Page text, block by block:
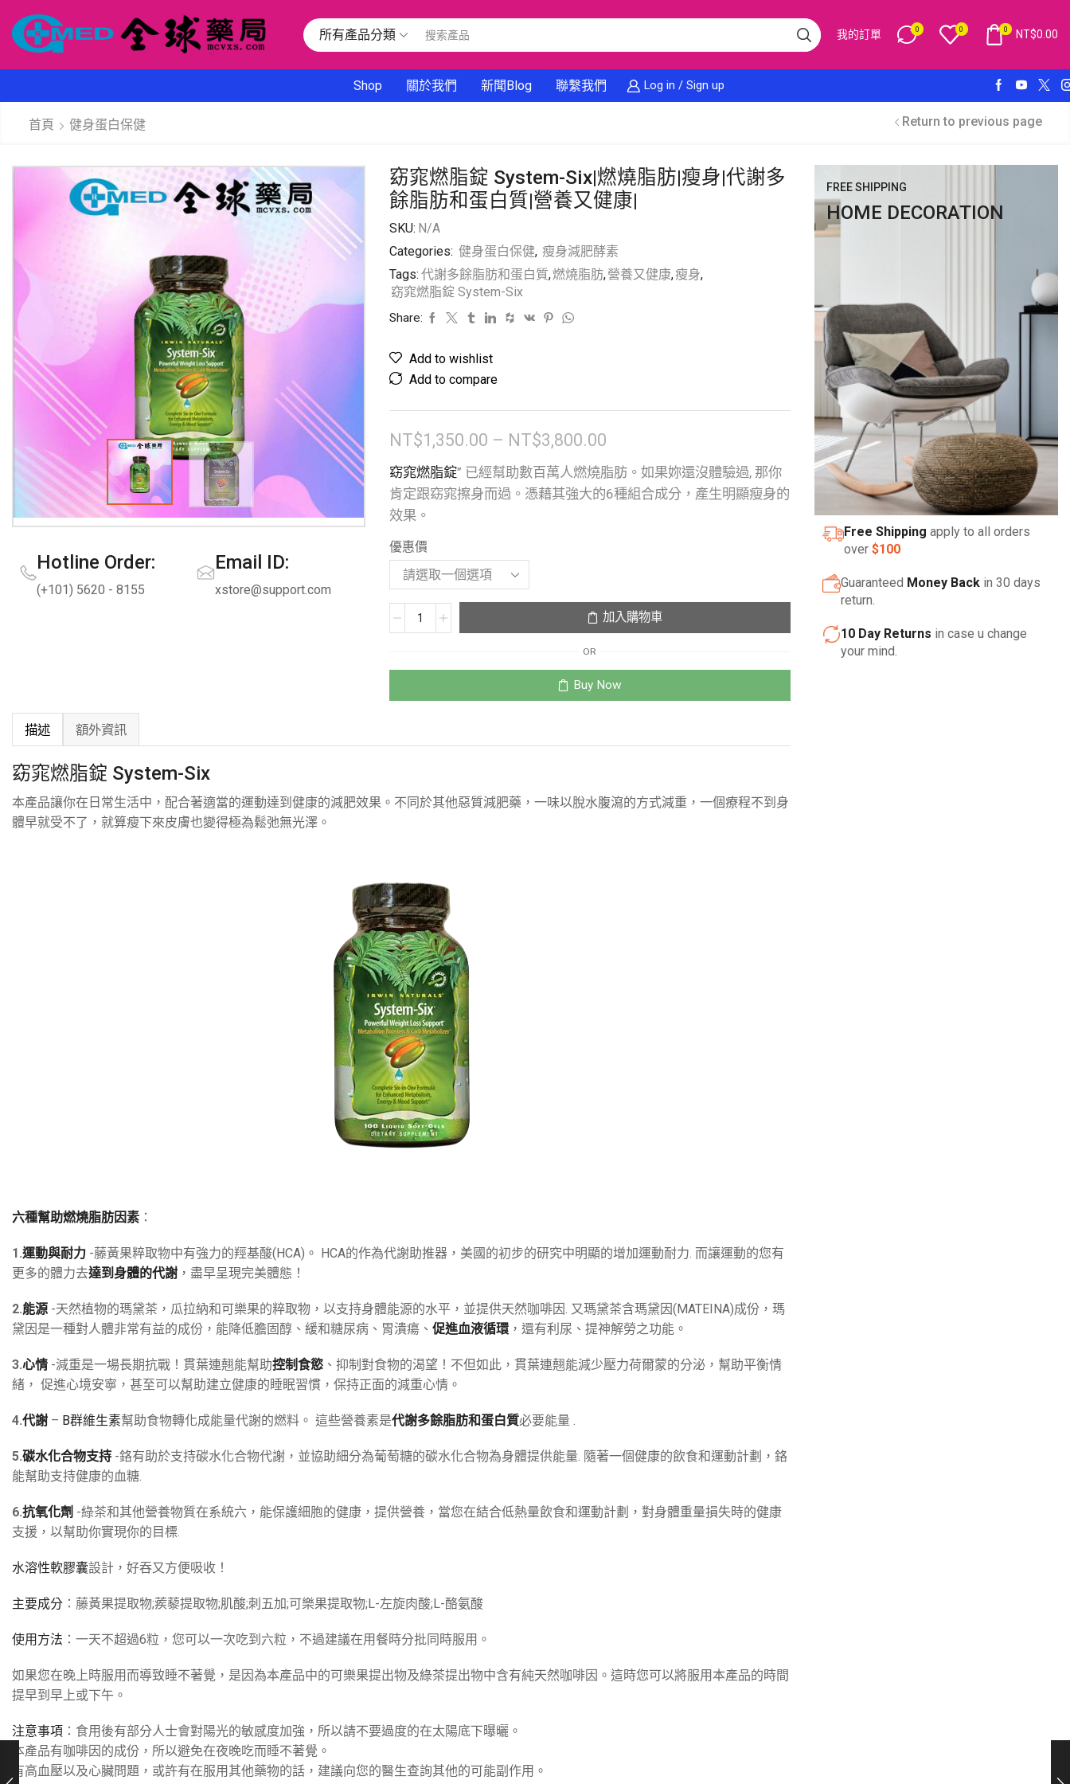
所有產品分類 我的訂單 0 0 0 NT$0.00
Shop 關於我們 新聞Blog 聯繫我們 Log in / Sign up
首頁 健身蛋白保健 Return to previous page
Hotline Order:
(+101) 5620 - 8155
Email ID:
xstore@support.com
窈窕燃脂錠 System-Six|燃燒脂肪|瘦身|代謝多
餘脂肪和蛋白質|營養又健康|
SKU: N/A
Categories: 健身蛋白保健, 瘦身減肥酵素
Tags: 代謝多餘脂肪和蛋白質,燃燒脂肪,營養又健康,瘦身,
窈窕燃脂錠 System-Six
Share:
Add to wishlist
Add to compare
NT$1,350.00 – NT$3,800.00
窈窕燃脂錠” 已經幫助數百萬人燃燒脂肪。如果妳還沒體驗過, 那你
肯定跟窈窕擦身而過。憑藉其強大的6種組合成分，產生明顯瘦身的
效果。
優惠價
加入購物車
OR
Buy Now
描述 額外資訊
窈窕燃脂錠 System-Six
本產品讓你在日常生活中，配合著適當的運動達到健康的減肥效果。不同於其他惡質減肥藥，一味以脫水腹瀉的方式減重，一個療程不到身
體早就受不了，就算瘦下來皮膚也變得極為鬆弛無光澤。
六種幫助燃燒脂肪因素 ：
1.運動與耐力 -藤黃果粹取物中有強力的羥基酸(HCA)。 HCA的作為代謝助推器，美國的初步的研究中明顯的增加運動耐力. 而讓運動的您有
更多的體力去達到身體的代謝 ，盡早呈現完美體態！
2.能源 -天然植物的瑪黛茶，瓜拉納和可樂果的粹取物，以支持身體能源的水平，並提供天然咖啡因. 又瑪黛茶含瑪黛因(MATEINA)成份，瑪
黛因是一種對人體非常有益的成份，能降低膽固醇、緩和糖尿病、胃潰瘍、 促進血液循環 ，還有利尿、提神解勞之功能。
3.心情 -減重是一場長期抗戰！貫葉連翹能幫助控制食慾 、抑制對食物的渴望！不但如此，貫葉連翹能減少壓力荷爾蒙的分泌，幫助平衡情
緒， 促進心境安寧，甚至可以幫助建立健康的睡眠習慣，保持正面的減重心情。
4.代謝 – B群維生素幫助食物轉化成能量代謝的燃料。 這些營養素是代謝多餘脂肪和蛋白質必要能量 .
5.碳水化合物支持 -鉻有助於支持碳水化合物代謝，並協助細分為葡萄糖的碳水化合物為身體提供能量. 隨著一個健康的飲食和運動計劃，鉻
能幫助支持健康的血糖.
6.抗氧化劑 -綠茶和其他營養物質在系統六，能保護細胞的健康，提供營養，當您在結合低熱量飲食和運動計劃，對身體重量損失時的健康
支援，以幫助你實現你的目標.
水溶性軟膠囊設計，好吞又方便吸收！
主要成分 ：藤黃果提取物;蒺藜提取物;肌酸;刺五加;可樂果提取物;L-左旋肉酸;L-酪氨酸
使用方法 ：一天不超過6粒，您可以一次吃到六粒，不過建議在用餐時分批同時服用。
如果您在晚上時服用而導致睡不著覺，是因為本產品中的可樂果提出物及綠茶提出物中含有純天然咖啡因。這時您可以將服用本產品的時間
提早到早上或下午。
注意事項 ：食用後有部分人士會對陽光的敏感度加強，所以請不要過度的在太陽底下曝曬。
本產品有咖啡因的成份，所以避免在夜晚吃而睡不著覺。
有高血壓以及心臟問題，或許有在服用其他藥物的話，建議向您的醫生查詢其他的可能副作用。
FREE SHIPPING
HOME DECORATION
Free Shipping apply to all orders
over$100
Guaranteed Money Backin 30 days
return.
10 Day Returns in case u change
your mind.